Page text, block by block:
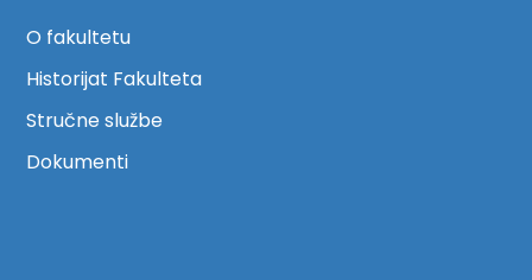
O fakultetu
Historijat Fakulteta
Stručne službe
Dokumenti